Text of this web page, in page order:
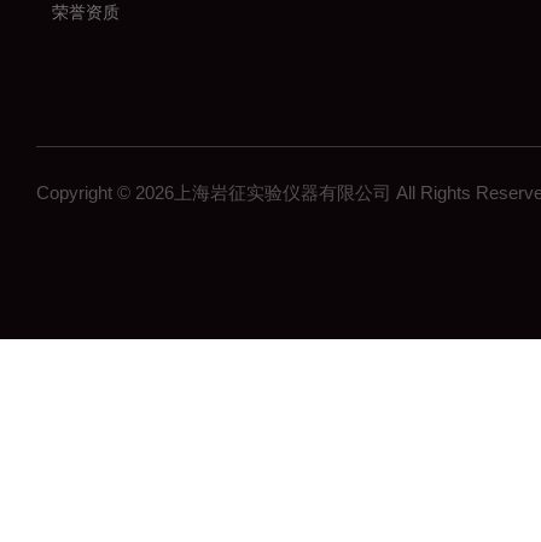
荣誉资质
Copyright © 2026上海岩征实验仪器有限公司 All Rights